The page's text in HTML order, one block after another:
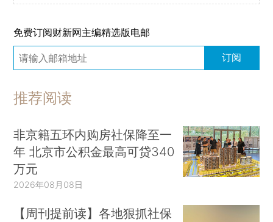
免费订阅财新网主编精选版电邮
订阅
推荐阅读
非京籍五环内购房社保降至一
年 北京市公积金最高可贷340
万元
2026年08月08日
【周刊提前读】各地狠抓社保